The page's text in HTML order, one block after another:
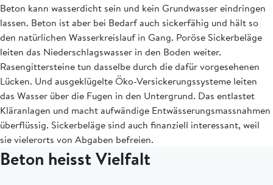
Beton kann wasserdicht sein und kein Grundwasser eindringen
lassen. Beton ist aber bei Bedarf auch sickerfähig und hält so
den natürlichen Wasserkreislauf in Gang. Poröse Sickerbeläge
leiten das Niederschlagswasser in den Boden weiter.
Rasengittersteine tun dasselbe durch die dafür vorgesehenen
Lücken. Und ausgeklügelte Öko-Versickerungssysteme leiten
das Wasser über die Fugen in den Untergrund. Das entlastet
Kläranlagen und macht aufwändige Entwässerungsmassnahmen
überflüssig. Sickerbeläge sind auch finanziell interessant, weil
sie vielerorts von Abgaben befreien.
Beton heisst Vielfalt